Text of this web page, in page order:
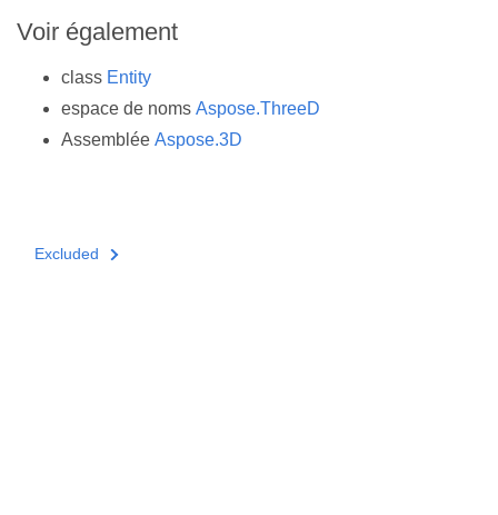
Voir également
class Entity
espace de noms Aspose.ThreeD
Assemblée Aspose.3D
Excluded